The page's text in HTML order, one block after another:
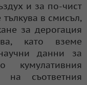
и за по-чист
в смисъл,
за дерогация
като вземе
данни за
кумулативния
съответния